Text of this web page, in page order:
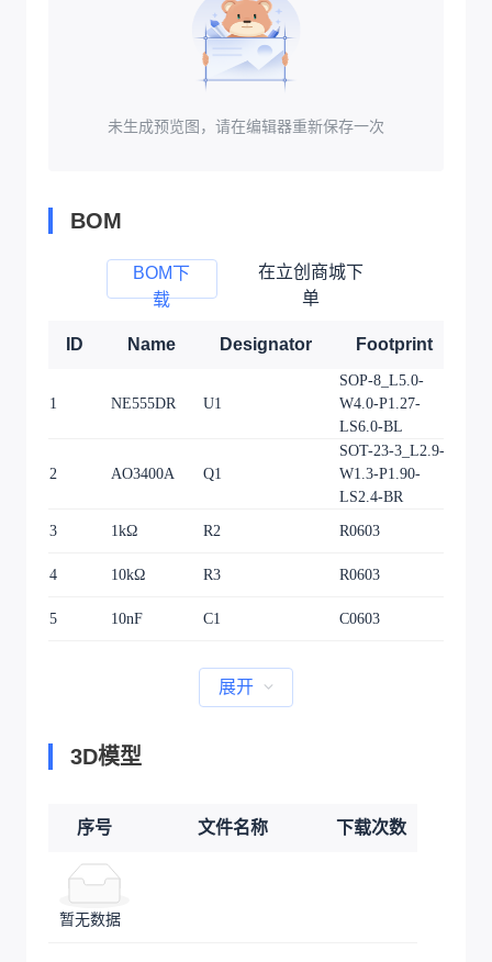
未生成预览图，请在编辑器重新保存一次
BOM
BOM下
载
在立创商城下
单
ID Name Designator Footprint
1 NE555DR U1
SOP-8_L5.0-
W4.0-P1.27-
LS6.0-BL
2 AO3400A Q1
SOT-23-3_L2.9-
W1.3-P1.90-
LS2.4-BR
3 1kΩ R2 R0603
4 10kΩ R3 R0603
5 10nF C1 C0603
展开
3D模型
序号 文件名称 下载次数
暂无数据